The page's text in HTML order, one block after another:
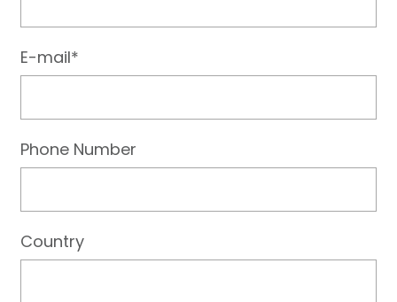
E-mail*
Phone Number
Country